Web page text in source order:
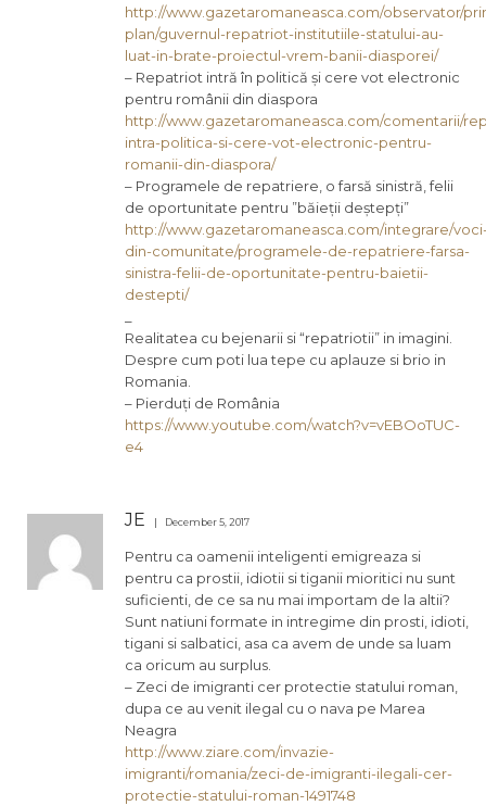
http://www.gazetaromaneasca.com/observator/
plan/guvernul-repatriot-institutiile-statului-au-
luat-in-brate-proiectul-vrem-banii-diasporei/
– Repatriot intră în politică și cere vot electronic
pentru românii din diaspora
http://www.gazetaromaneasca.com/comentarii/
intra-politica-si-cere-vot-electronic-pentru-
romanii-din-diaspora/
– Programele de repatriere, o farsă sinistră, felii
de oportunitate pentru ”băieții deștepți”
http://www.gazetaromaneasca.com/integrare/
din-comunitate/programele-de-repatriere-farsa-
sinistra-felii-de-oportunitate-pentru-baietii-
destepti/
Realitatea cu bejenarii si “repatriotii” in imagini.
Despre cum poti lua tepe cu aplauze si brio in
Romania.
– Pierduți de România
https://www.youtube.com/watch?v=vEBOoTUC-
e4
JE December 5, 2017
Pentru ca oamenii inteligenti emigreaza si
pentru ca prostii, idiotii si tiganii mioritici nu sunt
suficienti, de ce sa nu mai importam de la altii?
Sunt natiuni formate in intregime din prosti, idioti,
tigani si salbatici, asa ca avem de unde sa luam
ca oricum au surplus.
– Zeci de imigranti cer protectie statului roman,
dupa ce au venit ilegal cu o nava pe Marea
Neagra
http://www.ziare.com/invazie-
imigranti/romania/zeci-de-imigranti-ilegali-cer-
protectie-statului-roman-1491748